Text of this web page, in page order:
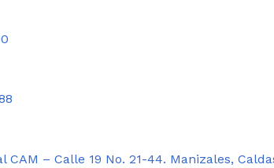
– Calle 19 No. 21-44. Manizales,